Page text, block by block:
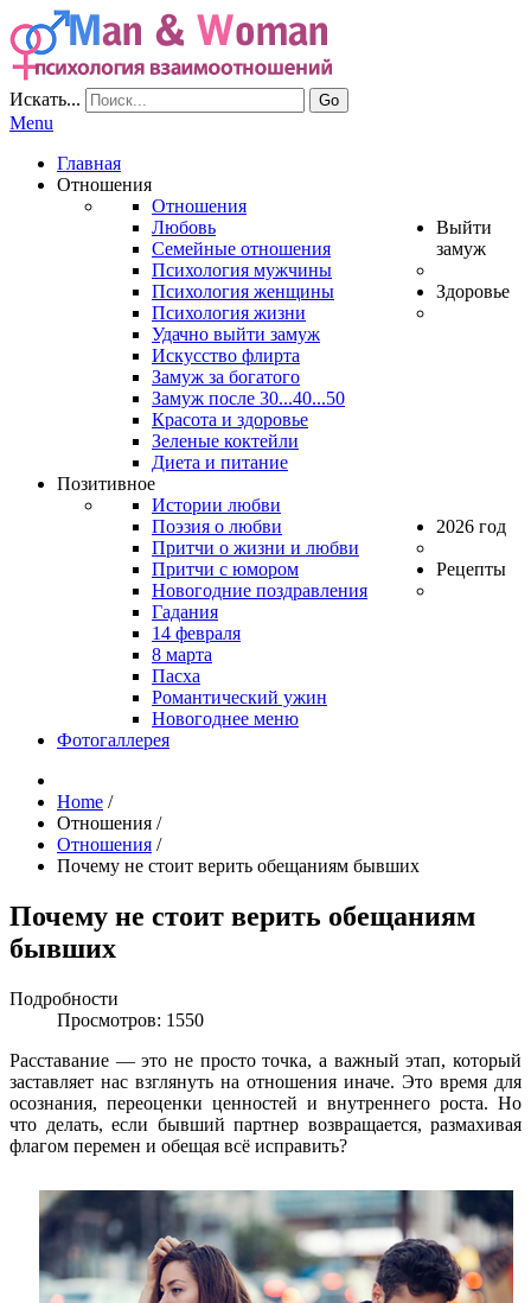
Искать... Go
Menu
Главная
Отношения
Отношения
Любовь
Семейные отношения
Психология мужчины
Психология женщины
Психология жизни
Выйти
замуж
Удачно выйти замуж
Искусство флирта
Замуж за богатого
Замуж после 30...40...50
Здоровье
Красота и здоровье
Зеленые коктейли
Диета и питание
Позитивное
Истории любви
Поэзия о любви
Притчи о жизни и любви
Притчи с юмором
2026 год
Новогодние поздравления
Гадания
14 февраля
8 марта
Рецепты
Пасха
Романтический ужин
Новогоднее меню
Фотогаллерея
Home /
Отношения /
Отношения /
Почему не стоит верить обещаниям бывших
Почему не стоит верить обещаниям
бывших
Подробности
Просмотров: 1550
Расставание — это не просто точка, а важный этап, который
заставляет нас взглянуть на отношения иначе. Это время для
осознания, переоценки ценностей и внутреннего роста. Но
что делать, если бывший партнер возвращается, размахивая
флагом перемен и обещая всё исправить?